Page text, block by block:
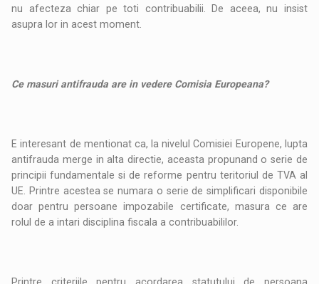
nu afecteza chiar pe toti contribuabilii. De aceea, nu insist
asupra lor in acest moment.
Ce masuri antifrauda are in vedere Comisia Europeana?
E interesant de mentionat ca, la nivelul Comisiei Europene, lupta
antifrauda merge in alta directie, aceasta propunand o serie de
principii fundamentale si de reforme pentru teritoriul de TVA al
UE. Printre acestea se numara o serie de simplificari disponibile
doar pentru persoane impozabile certificate, masura ce are
rolul de a intari disciplina fiscala a contribuabililor.